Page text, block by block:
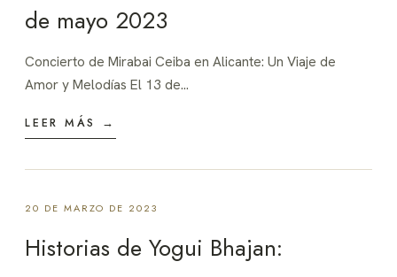
de mayo 2023
Concierto de Mirabai Ceiba en Alicante: Un Viaje de
Amor y Melodías El 13 de…
LEER MÁS →
20 DE MARZO DE 2023
Historias de Yogui Bhajan: